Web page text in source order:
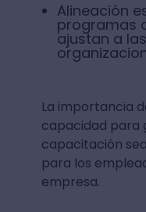
Alineación
programas
ajustan a
La importancia
capacidad para
capacitación
para los
empresa.